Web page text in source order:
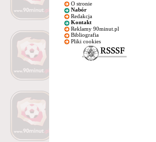
O stronie
Nabór
Redakcja
Kontakt
Reklamy 90minut.pl
Bibliografia
Pliki cookies